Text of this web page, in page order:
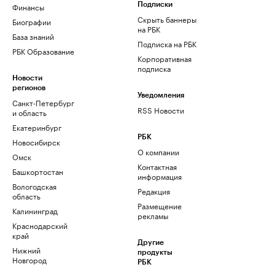
Финансы
Биографии
База знаний
РБК Образование
Новости
регионов
Санкт-Петербург
и область
Екатеринбург
Новосибирск
Омск
Башкортостан
Вологодская
область
Калининград
Краснодарский
край
Нижний
Новгород
Подписки
Скрыть баннеры
на РБК
Подписка на РБК
Корпоративная
подписка
Уведомления
RSS Новости
РБК
О компании
Контактная
информация
Редакция
Размещение
рекламы
Другие
продукты
РБК